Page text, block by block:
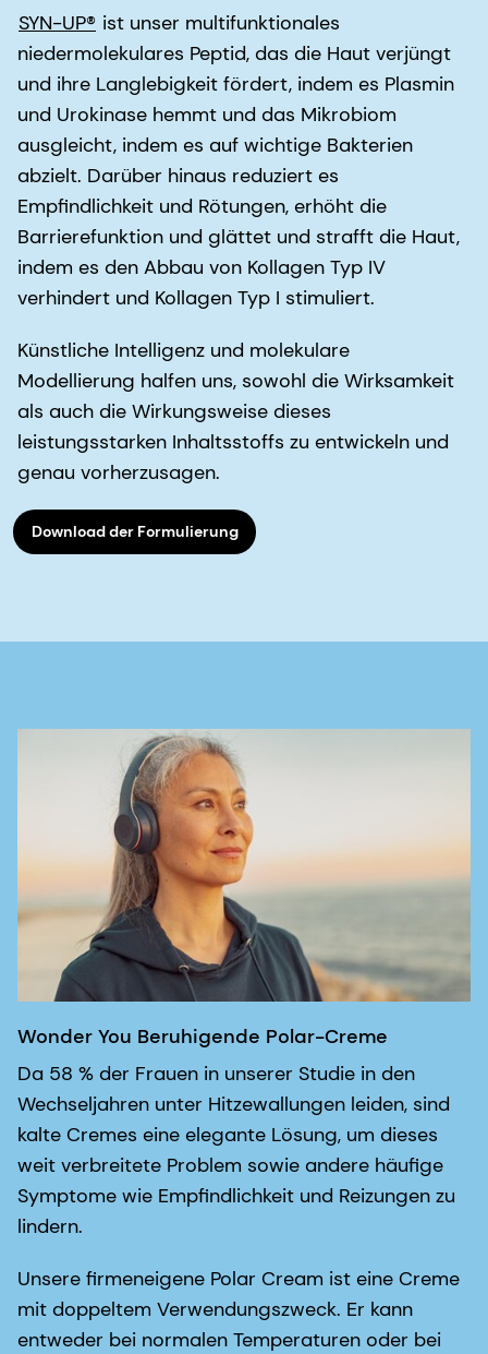
SYN-UP® ist unser multifunktionales
niedermolekulares Peptid, das die Haut verjüngt
und ihre Langlebigkeit fördert, indem es Plasmin
und Urokinase hemmt und das Mikrobiom
ausgleicht, indem es auf wichtige Bakterien
abzielt. Darüber hinaus reduziert es
Empfindlichkeit und Rötungen, erhöht die
Barrierefunktion und glättet und strafft die Haut,
indem es den Abbau von Kollagen Typ IV
verhindert und Kollagen Typ I stimuliert.
Künstliche Intelligenz und molekulare
Modellierung halfen uns, sowohl die Wirksamkeit
als auch die Wirkungsweise dieses
leistungsstarken Inhaltsstoffs zu entwickeln und
genau vorherzusagen.
Download der Formulierung
Wonder You Beruhigende Polar-Creme
Da 58 % der Frauen in unserer Studie in den
Wechseljahren unter Hitzewallungen leiden, sind
kalte Cremes eine elegante Lösung, um dieses
weit verbreitete Problem sowie andere häufige
Symptome wie Empfindlichkeit und Reizungen zu
lindern.
Unsere firmeneigene Polar Cream ist eine Creme
mit doppeltem Verwendungszweck. Er kann
entweder bei normalen Temperaturen oder bei